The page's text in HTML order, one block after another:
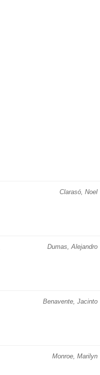
Clarasó, Noel
Dumas, Alejandro
Benavente, Jacinto
Monroe, Marilyn